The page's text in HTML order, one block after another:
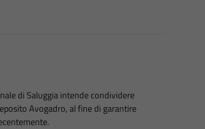
di Saluggia intende condividere
Avogadro, al fine di garantire